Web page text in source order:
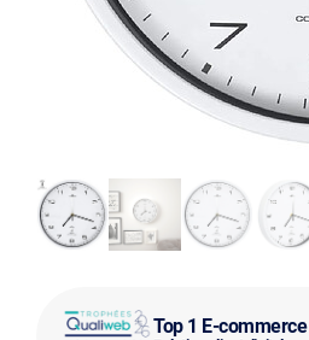
Top 1 E-commerce